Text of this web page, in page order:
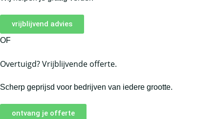
vrijblijvend advies
OF
Overtuigd? Vrijblijvende offerte.
Scherp geprijsd voor bedrijven van iedere grootte.
ontvang je offerte